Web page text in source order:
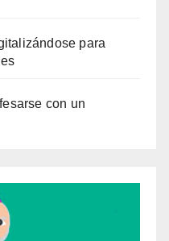
para
con un